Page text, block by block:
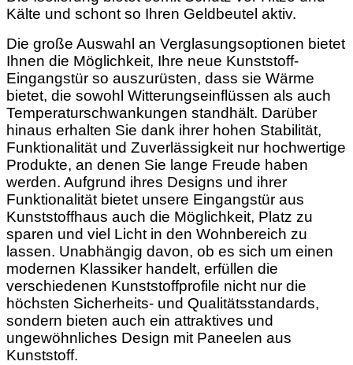
Kälte und schont so Ihren Geldbeutel aktiv.
Die große Auswahl an Verglasungsoptionen bietet
Ihnen die Möglichkeit, Ihre neue Kunststoff-
Eingangstür so auszurüsten, dass sie Wärme
bietet, die sowohl Witterungseinflüssen als auch
Temperaturschwankungen standhält. Darüber
hinaus erhalten Sie dank ihrer hohen Stabilität,
Funktionalität und Zuverlässigkeit nur hochwertige
Produkte, an denen Sie lange Freude haben
werden. Aufgrund ihres Designs und ihrer
Funktionalität bietet unsere Eingangstür aus
Kunststoffhaus auch die Möglichkeit, Platz zu
sparen und viel Licht in den Wohnbereich zu
lassen. Unabhängig davon, ob es sich um einen
modernen Klassiker handelt, erfüllen die
verschiedenen Kunststoffprofile nicht nur die
höchsten Sicherheits- und Qualitätsstandards,
sondern bieten auch ein attraktives und
ungewöhnliches Design mit Paneelen aus
Kunststoff.